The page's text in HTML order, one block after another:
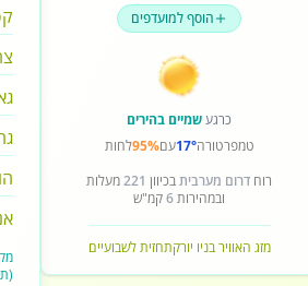
הוסף למועדפים
כרגעשמיים בהירים
טמפרטורה17°עם95%לחות
רוח דרום מערביתבכיוון 221מעלות
ובמהירות6קמ"ש
מזג האוויר בניו יורקתחזית לשבועיים